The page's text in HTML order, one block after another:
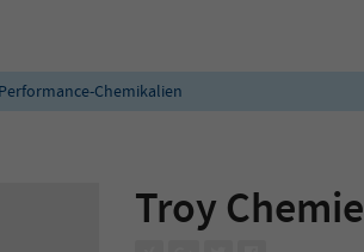
Chemikalien
Troy Chemie